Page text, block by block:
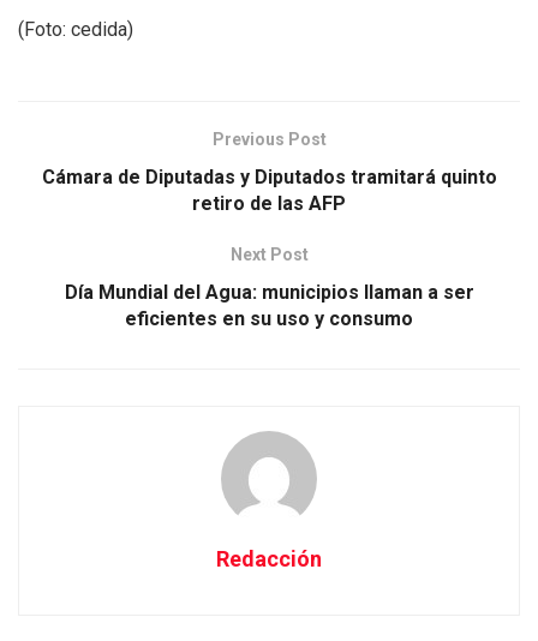
(Foto: cedida)
Previous Post
Cámara de Diputadas y Diputados tramitará quinto
retiro de las AFP
Next Post
Día Mundial del Agua: municipios llaman a ser
eficientes en su uso y consumo
Redacción